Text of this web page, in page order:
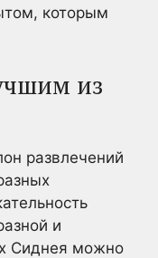
которым
из
развлечений
и
Сиднея можно